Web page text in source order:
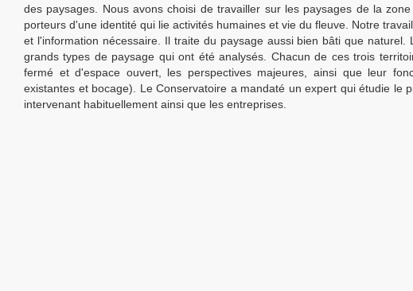
des paysages. Nous avons choisi de travailler sur les paysages de la
porteurs d'une identité qui lie activités humaines et vie du fleuve. Notre
et l'information nécessaire. Il traite du paysage aussi bien bâti que
grands types de paysage qui ont été analysés. Chacun de ces trois
fermé et d'espace ouvert, les perspectives majeures, ainsi que leur
existantes et bocage). Le Conservatoire a mandaté un expert qui étudie
intervenant habituellement ainsi que les entreprises.